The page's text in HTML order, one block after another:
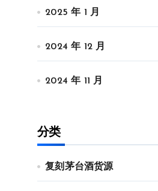
2025 年 1 月
2024 年 12 月
2024 年 11 月
分类
复刻茅台酒货源